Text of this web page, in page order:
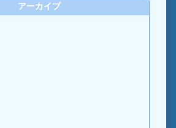
アーカイブ